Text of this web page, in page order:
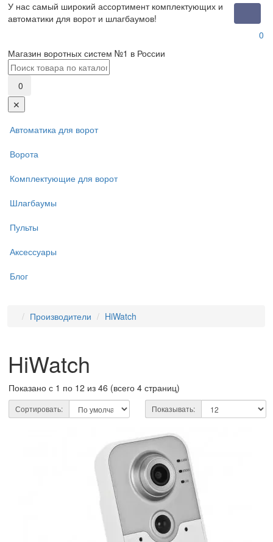
У нас самый широкий ассортимент комплектующих и
автоматики для ворот и шлагбаумов!
0
Магазин воротных систем №1 в России
0
✕
Автоматика для ворот
Ворота
Комплектующие для ворот
Шлагбаумы
Пульты
Аксессуары
Блог
Производители HiWatch
HiWatch
Показано с 1 по 12 из 46 (всего 4 страниц)
Сортировать: Показывать: